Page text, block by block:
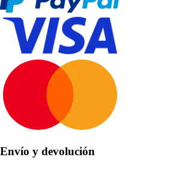
Envío y devolución